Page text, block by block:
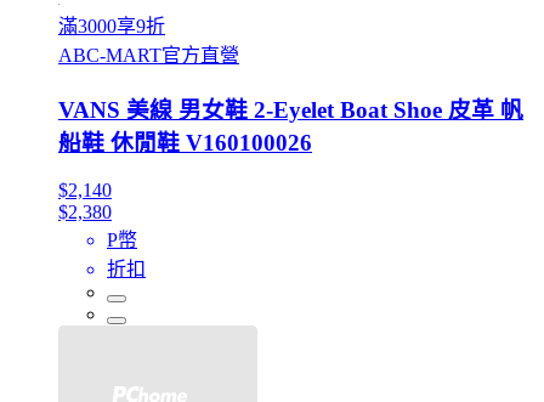
滿3000享9折
ABC-MART官方直營
VANS 美線 男女鞋 2-Eyelet Boat Shoe 皮革 帆
船鞋 休閒鞋 V160100026
$2,140
$2,380
P幣
折扣